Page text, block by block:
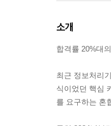
소개
합격률 20%대
최근 정보처리
식이었던 핵심
를 요구하는 혼